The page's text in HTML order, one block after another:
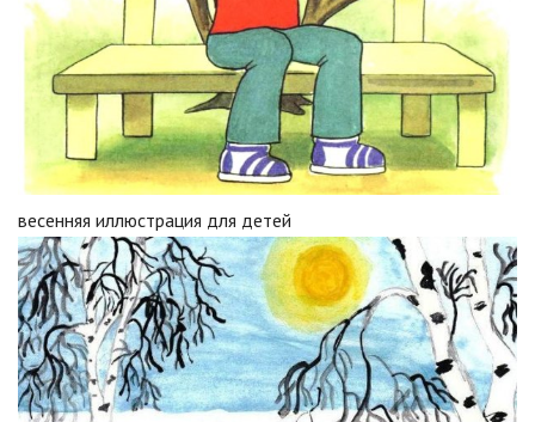
весенняя иллюстрация для детей